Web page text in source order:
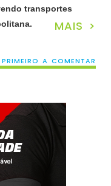
transportes
MAIS >
A COMENTAR